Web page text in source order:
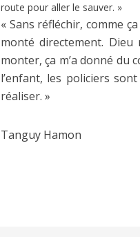
route pour aller le sauver. »
« Sans réfléchir, comme
monté directement. Dieu
monter, ça m’a donné du
l’enfant, les policiers
réaliser. »
Tanguy Hamon